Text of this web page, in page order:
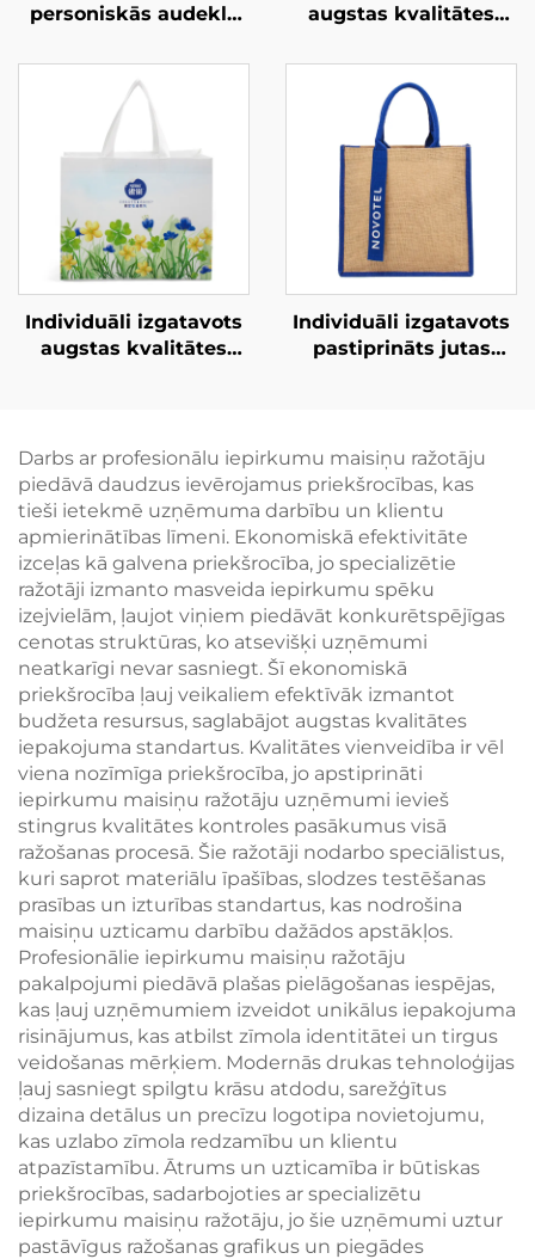
personiskās audekla
maisiņas – uzlabojiet
savu zīmolu ar
pielāgotu preču
izstrādājumiem
augstas kvalitātes
izolēts ledussomu
maisiņš ar ādas
rokturi – stilīgs
termosomiņš ar putnu
un ziedu ornamentu
Individuāli izgatavots
augstas kvalitātes
rokturi – stilīgs
termosomiņš ar putnu
un ziedu ornamentu
Individuāli izgatavots
pastiprināts jutas
redzamībai
Darbs ar profesionālu iepirkumu maisiņu ražotāju
piedāvā daudzus ievērojamus priekšrocības, kas
tieši ietekmē uzņēmuma darbību un klientu
apmierinātības līmeni. Ekonomiskā efektivitāte
izceļas kā galvena priekšrocība, jo specializētie
ražotāji izmanto masveida iepirkumu spēku
izejvielām, ļaujot viņiem piedāvāt konkurētspējīgas
cenotas struktūras, ko atsevišķi uzņēmumi
neatkarīgi nevar sasniegt. Šī ekonomiskā
priekšrocība ļauj veikaliem efektīvāk izmantot
budžeta resursus, saglabājot augstas kvalitātes
iepakojuma standartus. Kvalitātes vienveidība ir vēl
viena nozīmīga priekšrocība, jo apstiprināti
iepirkumu maisiņu ražotāju uzņēmumi ievieš
stingrus kvalitātes kontroles pasākumus visā
ražošanas procesā. Šie ražotāji nodarbo speciālistus,
kuri saprot materiālu īpašības, slodzes testēšanas
prasības un izturības standartus, kas nodrošina
maisiņu uzticamu darbību dažādos apstākļos.
Profesionālie iepirkumu maisiņu ražotāju
pakalpojumi piedāvā plašas pielāgošanas iespējas,
kas ļauj uzņēmumiem izveidot unikālus iepakojuma
risinājumus, kas atbilst zīmola identitātei un tirgus
veidošanas mērķiem. Modernās drukas tehnoloģijas
ļauj sasniegt spilgtu krāsu atdodu, sarežģītus
dizaina detālus un precīzu logotipa novietojumu,
kas uzlabo zīmola redzamību un klientu
atpazīstamību. Ātrums un uzticamība ir būtiskas
priekšrocības, sadarbojoties ar specializētu
iepirkumu maisiņu ražotāju, jo šie uzņēmumi uztur
pastāvīgus ražošanas grafikus un piegādes